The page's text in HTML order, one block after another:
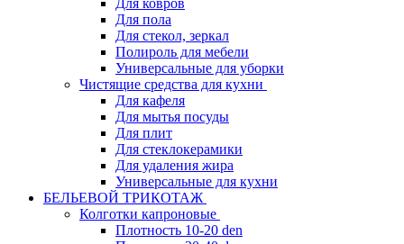
Для ковров
Для пола
Для стекол, зеркал
Полироль для мебели
Универсальные для уборки
Чистящие средства для кухни
Для кафеля
Для мытья посуды
Для плит
Для стеклокерамики
Для удаления жира
Универсальные для кухни
БЕЛЬЕВОЙ ТРИКОТАЖ
Колготки капроновые
Плотность 10-20 den